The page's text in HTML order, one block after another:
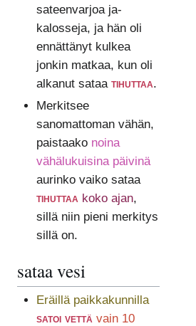
sateenvarjoa ja-
kalosseja, ja hän oli
ennättänyt kulkea
jonkin matkaa, kun oli
alkanut sataa tihuttaa.
Merkitsee
sanomattoman vähän,
paistaako noina
vähälukuisina päivinä
aurinko vaiko sataa
tihuttaa koko ajan,
sillä niin pieni merkitys
sillä on.
sataa vesi
Eräillä paikkakunnilla
satoi vettä vain 10